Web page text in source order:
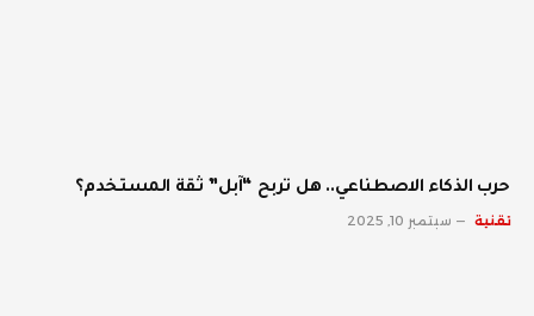
حرب الذكاء الاصطناعي.. هل تربح “آبل” ثقة المستخدم؟
تقنية سبتمبر 10, 2025